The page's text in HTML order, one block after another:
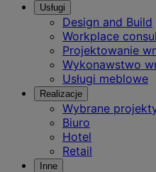
Usługi
Design and Build
Workplace
Projektowanie
Wykonawstwo
Usługi meblowe
Realizacje
Wybrane
Biuro
Hotel
Retail
Inne